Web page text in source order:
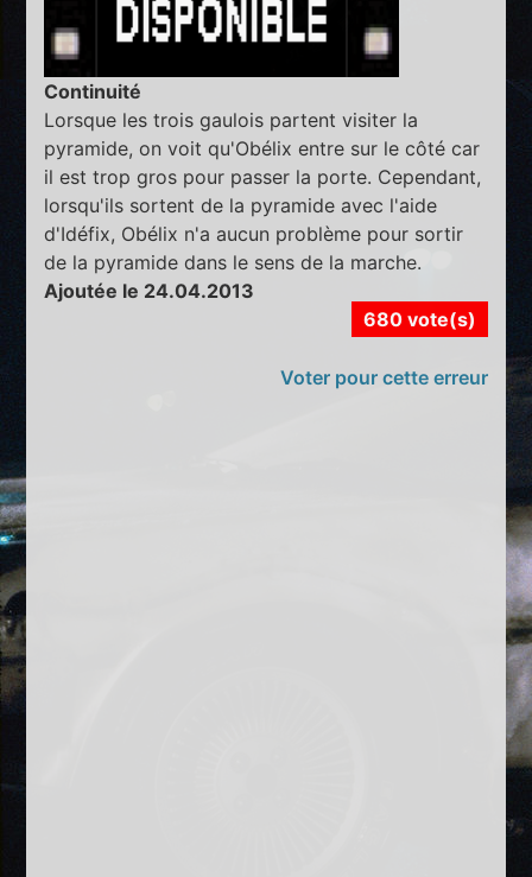
Continuité
Lorsque les trois gaulois partent visiter la
pyramide, on voit qu'Obélix entre sur le côté car
il est trop gros pour passer la porte. Cependant,
lorsqu'ils sortent de la pyramide avec l'aide
d'Idéfix, Obélix n'a aucun problème pour sortir
de la pyramide dans le sens de la marche.
Ajoutée le 24.04.2013
680 vote(s)
Voter pour cette erreur